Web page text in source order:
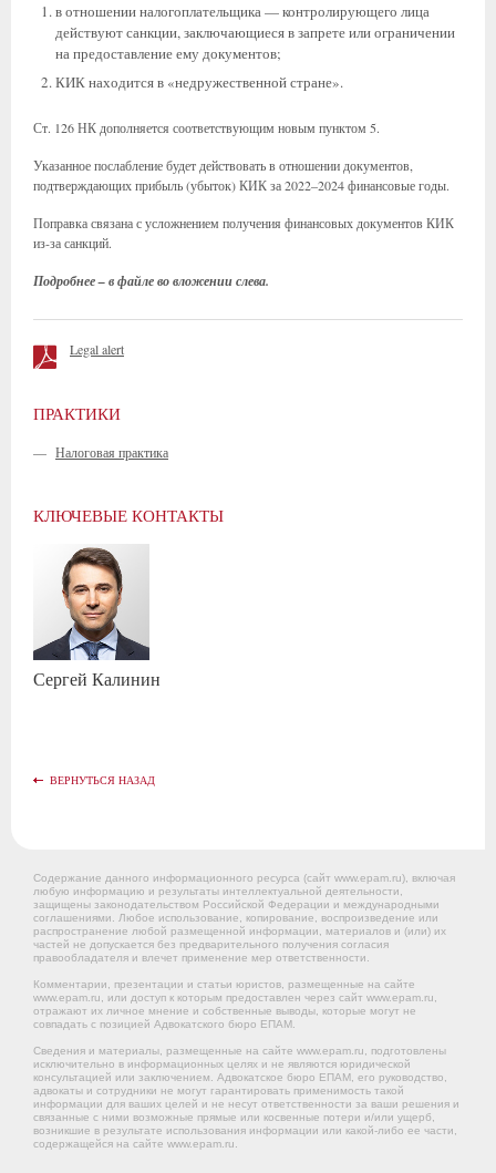
в отношении налогоплательщика — контролирующего лица
действуют санкции, заключающиеся в запрете или ограничении
на предоставление ему документов;
КИК находится в «недружественной стране».
Ст. 126 НК дополняется соответствующим новым пунктом 5.
Указанное послабление будет действовать в отношении документов,
подтверждающих прибыль (убыток) КИК за 2022–2024 финансовые годы.
Поправка связана с усложнением получения финансовых документов КИК
из-за санкций.
Подробнее – в файле во вложении слева.
Legal alert
ПРАКТИКИ
— Налоговая практика
КЛЮЧЕВЫЕ КОНТАКТЫ
Сергей Калинин
ВЕРНУТЬСЯ НАЗАД
Содержание данного информационного ресурса (сайт www.epam.ru), включая
любую информацию и результаты интеллектуальной деятельности,
защищены законодательством Российской Федерации и международными
соглашениями. Любое использование, копирование, воспроизведение или
распространение любой размещенной информации, материалов и (или) их
частей не допускается без предварительного получения согласия
правообладателя и влечет применение мер ответственности.
Комментарии, презентации и статьи юристов, размещенные на сайте
www.epam.ru, или доступ к которым предоставлен через сайт www.epam.ru,
отражают их личное мнение и собственные выводы, которые могут не
совпадать с позицией Адвокатского бюро ЕПАМ.
Сведения и материалы, размещенные на сайте www.epam.ru, подготовлены
исключительно в информационных целях и не являются юридической
консультацией или заключением. Адвокатское бюро ЕПАМ, его руководство,
адвокаты и сотрудники не могут гарантировать применимость такой
информации для ваших целей и не несут ответственности за ваши решения и
связанные с ними возможные прямые или косвенные потери и/или ущерб,
возникшие в результате использования информации или какой-либо ее части,
содержащейся на сайте www.epam.ru.